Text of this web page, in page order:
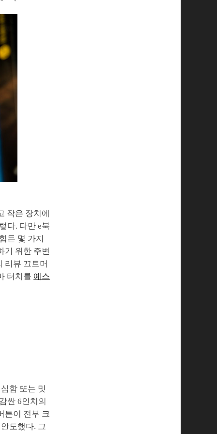
작은 장치에
다. 다만 e북
든 몇 가지
기 위한 주변
리뷰 끄트머
터치를 예스
함 또는 밋
싼 6인치의
튼이 전부 크
도했다. 그